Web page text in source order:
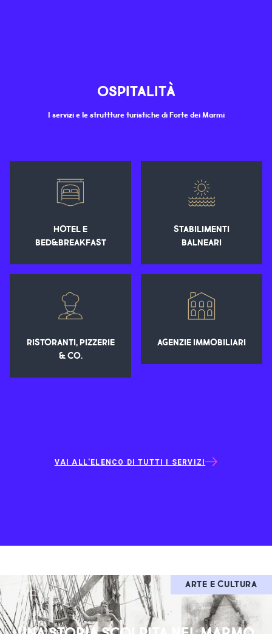
OSPITALITÀ
I servizi e le struttture turistiche di Forte dei Marmi
HOTEL E
BED&BREAKFAST
STABILIMENTI
BALNEARI
RISTORANTI, PIZZERIE
& CO.
AGENZIE IMMOBILIARI
VAI ALL'ELENCO DI TUTTI I SERVIZI
ARTE E CULTURA